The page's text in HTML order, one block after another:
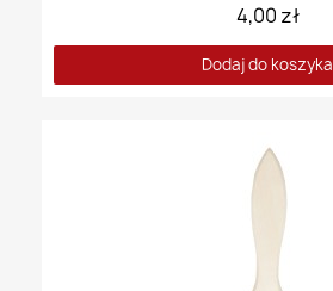
4,00 zł
Dodaj do koszyka